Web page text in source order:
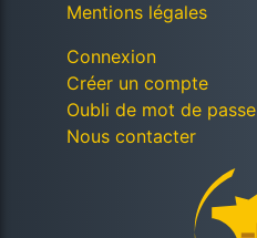
Mentions légales
Connexion
Créer un compte
Oubli de mot de passe
Nous contacter